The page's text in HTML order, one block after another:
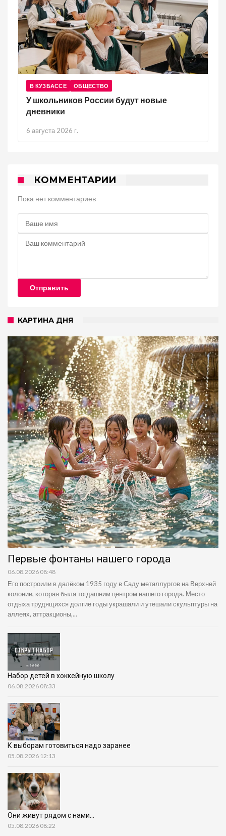
В КУЗБАССЕ ОБЩЕСТВО
У школьников России будут новые
дневники
6 августа 2026 г.
КОММЕНТАРИИ
Пока нет комментариев
Отправить
КАРТИНА ДНЯ
Первые фонтаны нашего города
06.08.2026 08:48
Его построили в далёком 1935 году в Саду металлургов на Верхней
колонии, которая была тогдашним центром нашего города. Место
отдыха трудящихся долгие годы украшали и утешали скульптуры на
аллеях, аттракционы,...
Набор детей в хоккейную школу
06.08.2026 08:33
К выборам готовиться надо заранее
05.08.2026 12:13
Они живут рядом с нами…
05.08.2026 08:22